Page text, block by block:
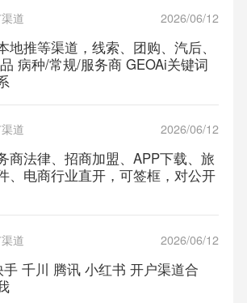
道 2026/06/12
地推等渠道，线索、团购、汽后、
病种/常规/服务商 GEOAi关键词
道 2026/06/12
商法律、招商加盟、APP下载、旅
、电商行业直开，可签框，对公开
道 2026/06/12
千川 腾讯 小红书 开户渠道合